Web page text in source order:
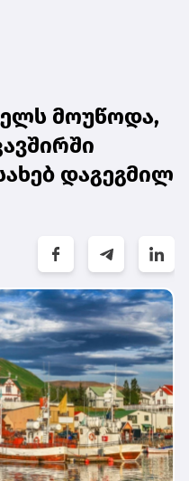
მოუწოდა,
დაგეგმილ